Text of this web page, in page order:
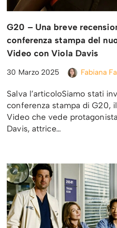
G20 – Una breve
conferenza stampa del
Video con Viola Davis
30 Marzo 2025 Fabiana
Salva l’articoloSiamo stati
conferenza stampa di G20,
Video che vede
Davis, attrice…